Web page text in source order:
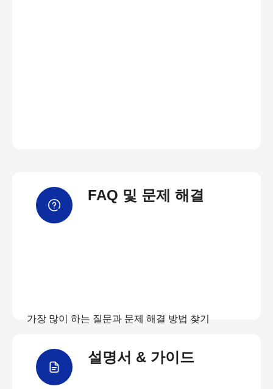
FAQ 및 문제 해결
가장 많이 하는 질문과 문제 해결 방법 찾기
FAQ 보기
설명서 & 가이드